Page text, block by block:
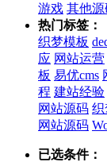
游戏 其他源
热门标签：
织梦模板
应 网站运营
板 易优cms
程 建站经验
网站源码 织
网站源码
已选条件：